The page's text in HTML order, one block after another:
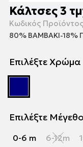
Κάλτσες 3
Κωδικός
80% ΒΑΜΒΑΚΙ-18%
Επιλέξτε Χρώμα
Επιλέξτε
0-6 m 6-12m